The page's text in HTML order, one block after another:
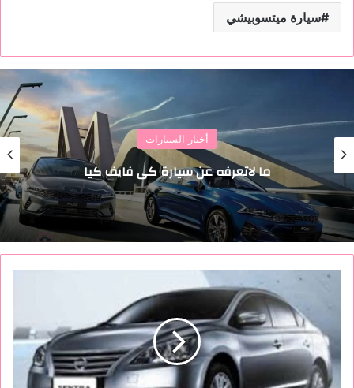
سيارة ميتسوبيشي
أخبار السيارات
ما لاتعرفه عن سيارة كي فايف كيا
ن